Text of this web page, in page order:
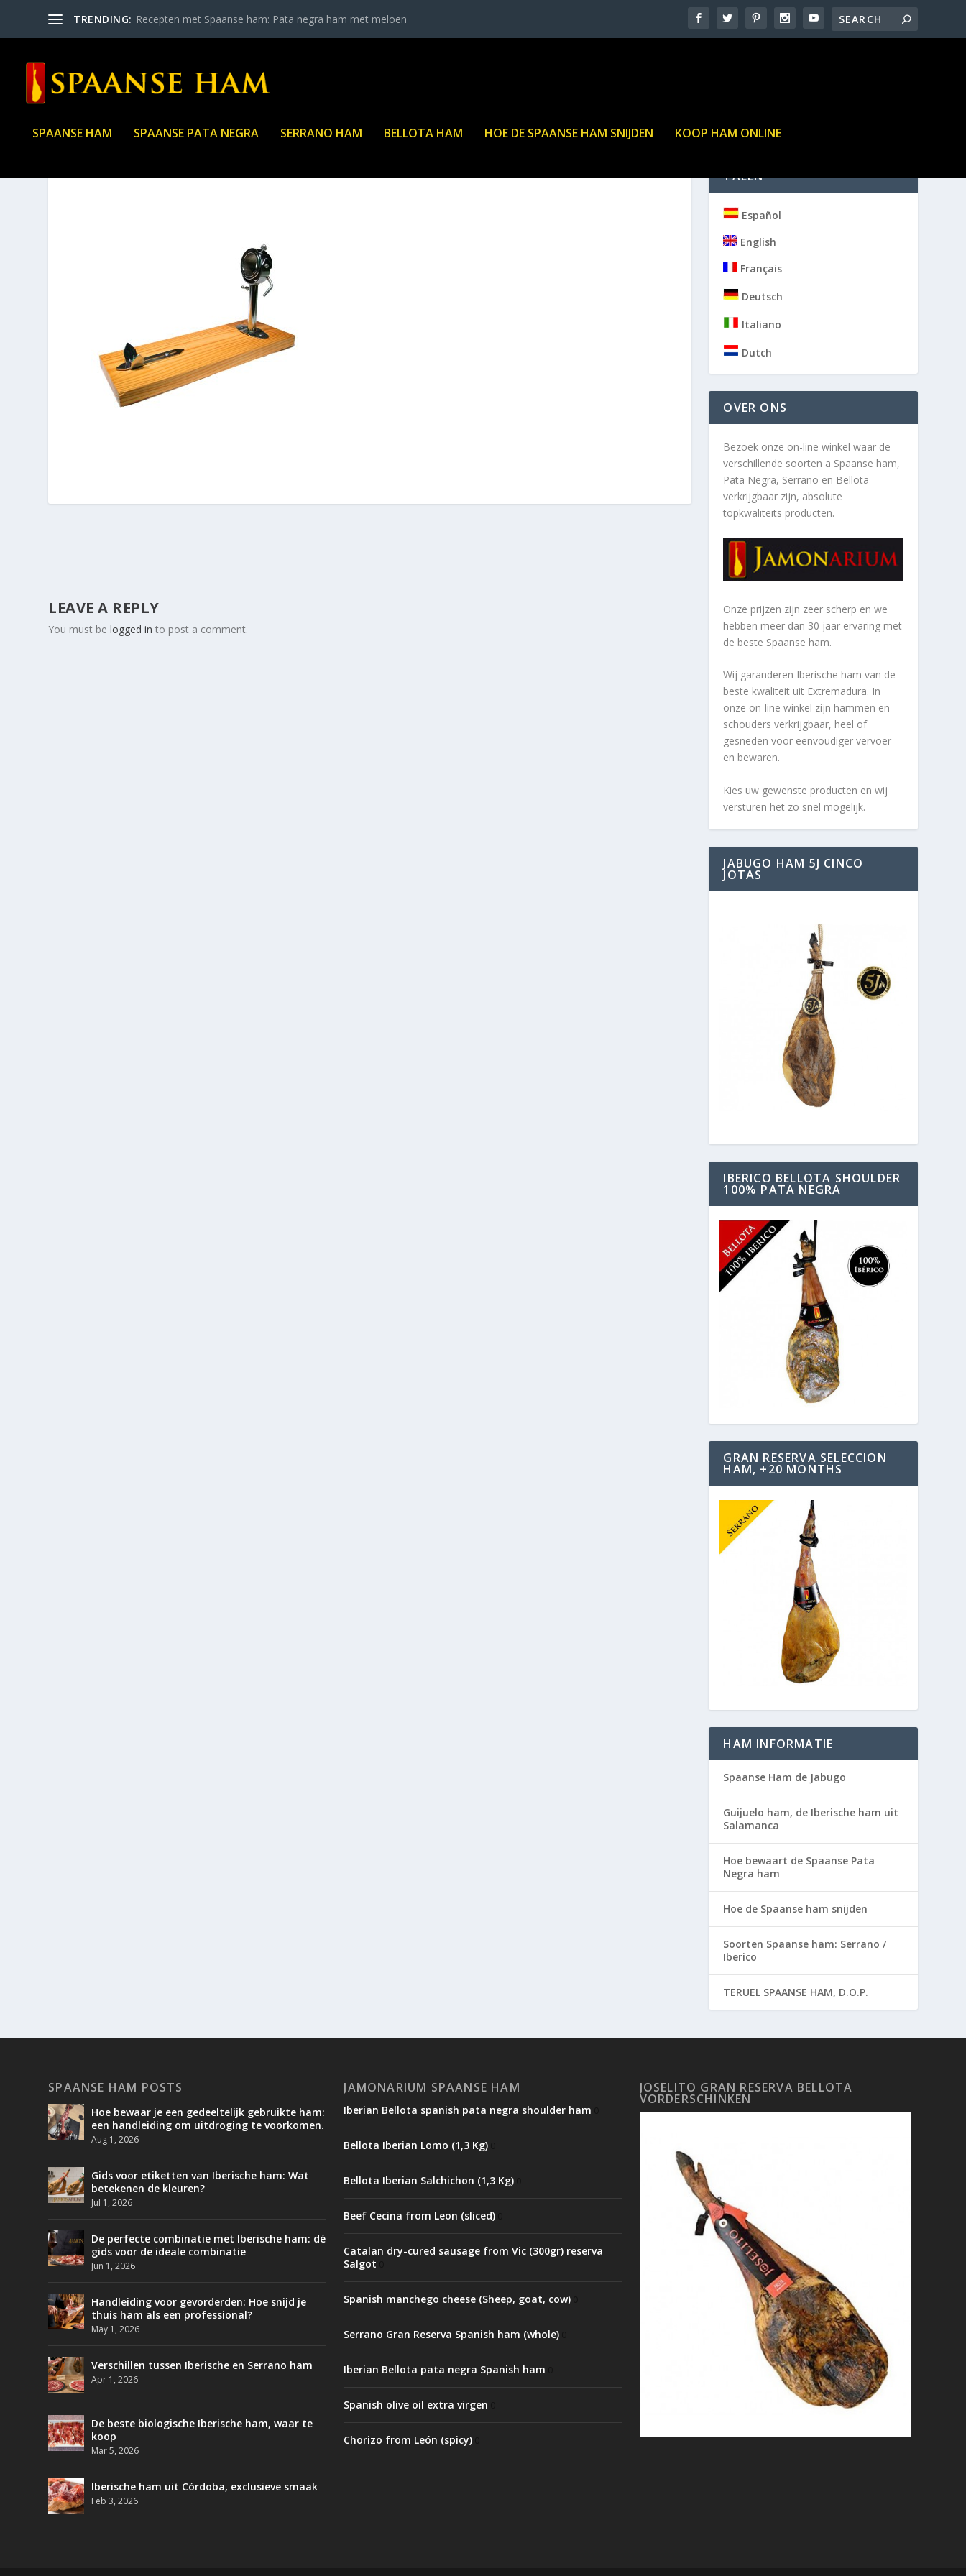
TRENDING: Recepten met Spaanse ham: Pata negra ham met meloen
SPAANSE HAM SPAANSE PATA NEGRA SERRANO HAM BELLOTA HAM HOE DE SPAANSE HAM SNIJDEN KOOP HAM ONLINE
PROFESSIONAL-HAM-HOLDER-MOD-SEGOVIA
LEAVE A REPLY
You must belogged in to post a comment.
TALEN
Español
English
Français
Deutsch
Italiano
Dutch
OVER ONS
Bezoek onze on-line winkel waar de
verschillende soorten a Spaanse ham,
Pata Negra, Serrano en Bellota
verkrijgbaar zijn, absolute
topkwaliteits producten.
Onze prijzen zijn zeer scherp en we
hebben meer dan 30 jaar ervaring met
de beste Spaanse ham.
Wij garanderen Iberische ham van de
beste kwaliteit uit Extremadura. In
onze on-line winkel zijn hammen en
schouders verkrijgbaar, heel of
gesneden voor eenvoudiger vervoer
en bewaren.
Kies uw gewenste producten en wij
versturen het zo snel mogelijk.
JABUGO HAM 5J CINCO
JOTAS
IBERICO BELLOTA SHOULDER
100% PATA NEGRA
GRAN RESERVA SELECCION
HAM, +20 MONTHS
HAM INFORMATIE
Spaanse Ham de Jabugo
Guijuelo ham, de Iberische ham uit
Salamanca
Hoe bewaart de Spaanse Pata
Negra ham
Hoe de Spaanse ham snijden
Soorten Spaanse ham: Serrano /
Iberico
TERUEL SPAANSE HAM, D.O.P.
SPAANSE HAM POSTS
Hoe bewaar je een gedeeltelijk gebruikte ham:
een handleiding om uitdroging te voorkomen.
Aug 1, 2026
Gids voor etiketten van Iberische ham: Wat
betekenen de kleuren?
Jul 1, 2026
De perfecte combinatie met Iberische ham: dé
gids voor de ideale combinatie
Jun 1, 2026
Handleiding voor gevorderden: Hoe snijd je
thuis ham als een professional?
May 1, 2026
Verschillen tussen Iberische en Serrano ham
Apr 1, 2026
De beste biologische Iberische ham, waar te
koop
Mar 5, 2026
Iberische ham uit Córdoba, exclusieve smaak
Feb 3, 2026
JAMONARIUM SPAANSE HAM
Iberian Bellota spanish pata negra shoulder ham
Bellota Iberian Lomo (1,3 Kg)
Bellota Iberian Salchichon (1,3 Kg)
Beef Cecina from Leon (sliced)
Catalan dry-cured sausage from Vic (300gr) reserva
Salgot
Spanish manchego cheese (Sheep, goat, cow)
Serrano Gran Reserva Spanish ham (whole)
Iberian Bellota pata negra Spanish ham
Spanish olive oil extra virgen
Chorizo from León (spicy)
JOSELITO GRAN RESERVA BELLOTA
VORDERSCHINKEN